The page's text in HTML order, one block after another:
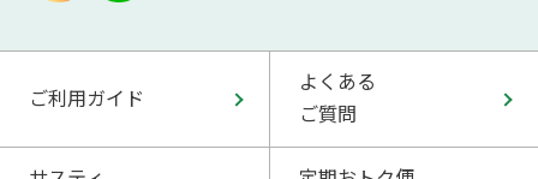
ご利用ガイド
よくある
ご質問